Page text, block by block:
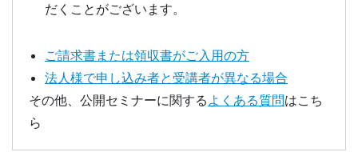
だくことがございます。
ご請求書または領収書がご入用の方
法人様で申し込み者と受講者が異なる場合
その他、公開セミナーに関する よくある質問はこち
ら